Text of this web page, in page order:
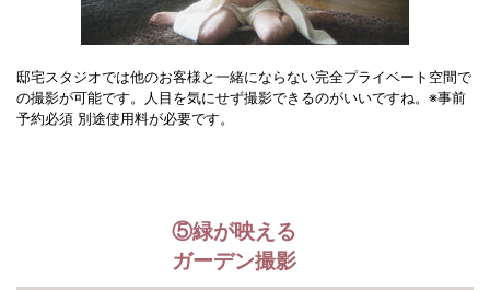
邸宅スタジオでは他のお客様と一緒にならない完全プライベート空間で
の撮影が可能です。人目を気にせず撮影できるのがいいですね。※事前
予約必須 別途使用料が必要です。
⑤緑が映える
ガーデン撮影